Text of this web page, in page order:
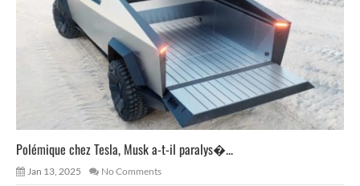
Polémique chez Tesla, Musk a-t-il paralys�...
Jan 13, 2025 No Comments